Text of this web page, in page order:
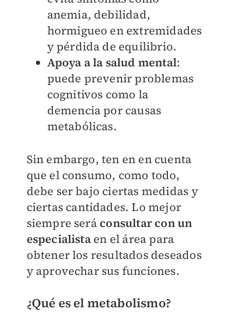
anemia, debilidad,
hormigueo en extremidades
y pérdida de equilibrio.
Apoya a la salud mental:
puede prevenir problemas
cognitivos como la
demencia por causas
metabólicas.
Sin embargo, ten en en cuenta
que el consumo, como todo,
debe ser bajo ciertas medidas y
ciertas cantidades. Lo mejor
siempre será consultar con un
especialistaen el área para
obtener los resultados deseados
y aprovechar sus funciones.
¿Qué es el metabolismo?